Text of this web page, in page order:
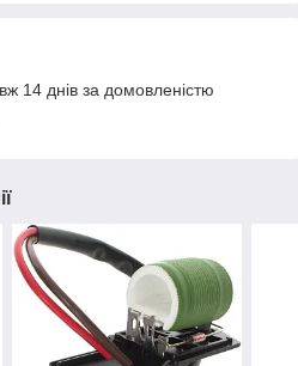
14 днів за домовленістю